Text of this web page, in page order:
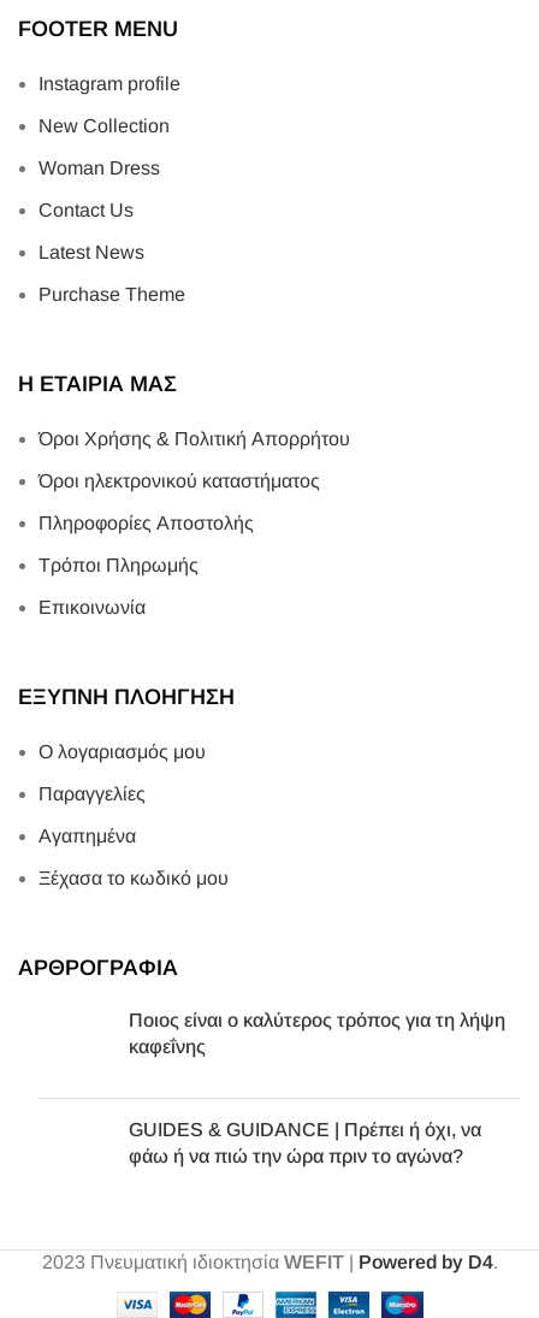
FOOTER MENU
Instagram profile
New Collection
Woman Dress
Contact Us
Latest News
Purchase Theme
Η ΕΤΑΙΡΙΑ ΜΑΣ
Όροι Χρήσης & Πολιτική Απορρήτου
Όροι ηλεκτρονικού καταστήματος
Πληροφορίες Αποστολής
Τρόποι Πληρωμής
Επικοινωνία
ΕΞΥΠΝΗ ΠΛΟΗΓΗΣΗ
Ο λογαριασμός μου
Παραγγελίες
Αγαπημένα
Ξέχασα το κωδικό μου
ΑΡΘΡΟΓΡΑΦΙΑ
Ποιος είναι ο καλύτερος τρόπος για τη λήψη
καφεΐνης
GUIDES & GUIDANCE | Πρέπει ή όχι, να
φάω ή να πιώ την ώρα πριν το αγώνα?
2023 Πνευματική ιδιοκτησία WEFIT| Powered by D4.